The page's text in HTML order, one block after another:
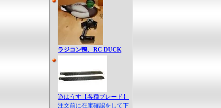
ラジコン鴨、RC DUCK
遊はうす【各種ブレード】
注文前に在庫確認をして下